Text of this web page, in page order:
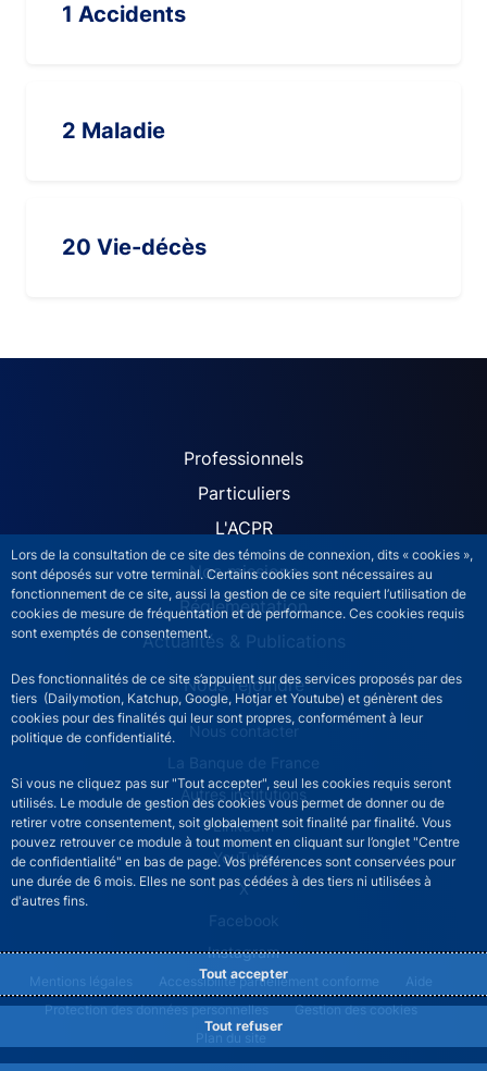
Lors de la consultation de ce site des témoins de connexion, dits « cookies »,
sont déposés sur votre terminal. Certains cookies sont nécessaires au
fonctionnement de ce site, aussi la gestion de ce site requiert l’utilisation de
cookies de mesure de fréquentation et de performance. Ces cookies requis
sont exemptés de consentement.
Des fonctionnalités de ce site s’appuient sur des services proposés par des
tiers (Dailymotion, Katchup, Google, Hotjar et Youtube) et génèrent des
cookies pour des finalités qui leur sont propres, conformément à leur
politique de confidentialité.
Si vous ne cliquez pas sur "Tout accepter", seul les cookies requis seront
utilisés. Le module de gestion des cookies vous permet de donner ou de
retirer votre consentement, soit globalement soit finalité par finalité. Vous
pouvez retrouver ce module à tout moment en cliquant sur l’onglet "Centre
de confidentialité" en bas de page. Vos préférences sont conservées pour
une durée de 6 mois. Elles ne sont pas cédées à des tiers ni utilisées à
d'autres fins.
Tout accepter
Tout refuser
1 Accidents
2 Maladie
20 Vie-décès
ACPR site navigation
Professionnels
Particuliers
L'ACPR
Nos missions
Réglementation
Actualités & Publications
Nous rejoindre
ACPR footer secondary menu (French)
Nous contacter
La Banque de France
Autres institutions
LinkedIn
YouTube
X
Facebook
Instagram
ACPR footer legal notice menu
Mentions légales Accessibilité partiellement conforme
Aide
Protection des données personnelles
Gestion des cookies
Plan du site